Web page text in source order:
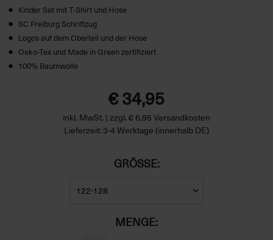
Kinder Set mit T-Shirt und Hose
SC Freiburg Schriftzug
Logos auf dem Oberteil und der Hose
Oeko-Tex und Made in Green zertifiziert
100% Baumwolle
€ 34,95
inkl. MwSt. | zzgl. € 6,95 Versandkosten
Lieferzeit: 3-4 Werktage (innerhalb DE)
GRÖSSE:
MENGE: